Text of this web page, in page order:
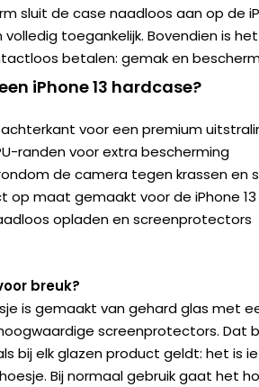
sluit de case naadloos aan op de
toegankelijk. Bovendien is
betalen: gemak en
iPhone 13 hardcase?
voor een premium
randen voor extra bescherming
de camera tegen krassen en
op maat gemaakt voor de iPhone 13
opladen en screenprotectors
breuk?
is gemaakt van gehard glas met
screenprotectors.
bij elk glazen product geldt: het is
Bij normaal gebruik gaat het